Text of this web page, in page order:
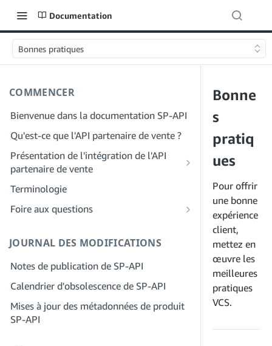
Documentation
Bonnes pratiques
COMMENCER
Bienvenue dans la documentation SP-API
Qu'est-ce que l'API partenaire de vente ?
Présentation de l'intégration de l'API
partenaire de vente
Intégration en tant que développeur
développeur
Étape 4 : Inscrivez une application de
test
Étape 5 : Passez votre premier appel à
Intégration en tant que fournisseur de
d'enregistrement et d'autorisation des
fournisseurs de services
Étape 2 : Créez un compte sur le portail
des fournisseurs de solutions pour
votre entreprise
Étape 3 : Vérifiez votre identité
Terminologie
Foire aux questions
FAQ sur le portail des fournisseurs de
JOURNAL DES MODIFICATIONS
Notes de publication de SP-API
Calendrier d'obsolescence de SP-API
Mises à jour des métadonnées de produit
SP-API
Bonne
s
pratiq
ues
Pour offrir
une bonne
expérience
client,
mettez en
œuvre les
meilleures
pratiques
VCS.